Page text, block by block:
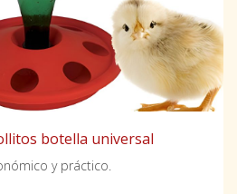
botella universal
y práctico.